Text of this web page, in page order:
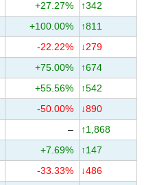
+27.27%
↑342
+100.00%
↑811
-22.22%
↓279
+75.00%
↑674
+55.56%
↑542
-50.00%
↓890
–
↑1,868
+7.69%
↑147
-33.33%
↓486